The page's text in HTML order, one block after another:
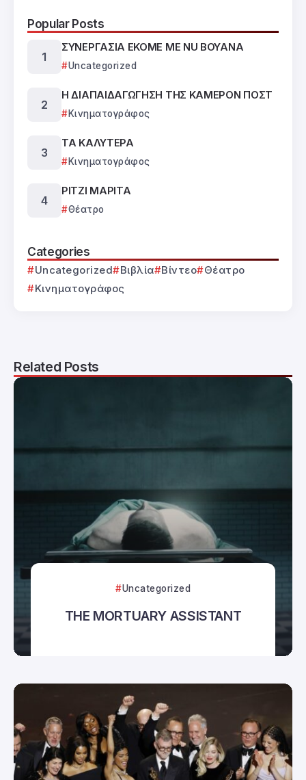
Popular Posts
ΣΥΝΕΡΓΑΣΙΑ ΕΚΟΜΕ ΜΕ NU BOYANA
Uncategorized
Η ΔΙΑΠΑΙΔΑΓΩΓΗΣΗ ΤΗΣ ΚΑΜΕΡΟΝ ΠΟΣΤ
Κινηματογράφος
ΤΑ ΚΑΛΥΤΕΡΑ
Κινηματογράφος
ΡΙΤΖΙ ΜΑΡΙΤΑ
Θέατρο
Categories
Uncategorized Βιβλία Βίντεο
Θέατρο
Κινηματογράφος
Related Posts
Uncategorized
THE MORTUARY ASSISTANT